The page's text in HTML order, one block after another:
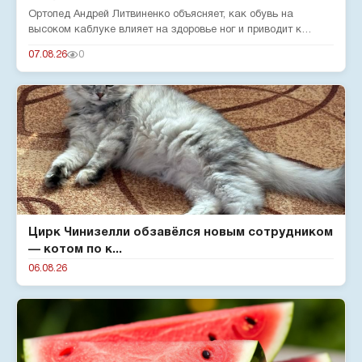
Ортопед Андрей Литвиненко объясняет, как обувь на
высоком каблуке влияет на здоровье ног и приводит к
07.08.26 0
Цирк Чинизелли обзавёлся новым сотрудником
— котом по к...
06.08.26